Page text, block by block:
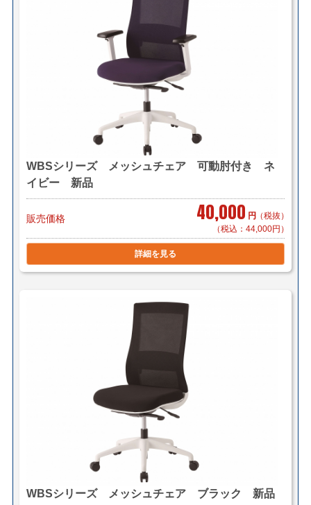
（軒先渡し）
サイズ：200cmまで(梱包サイズ)＊要お客様組立
*西濃運輸で出荷する場合もございます。
＜送料例＞（税別）
■横浜市内 1～3脚で￥1,000～（自社便・軒先渡し又は
EV有り）
10脚で￥2,000～（自社便・軒先渡し）
＊区により異なります。
＊組立対応可 組立費 500円/1脚（税別）
■東京23区 1脚 ￥2,945（佐川急便/個人宅対応可）
1脚 ￥2,000（メーカー直送/法人様限定）
＊階段作業・経路養生は別途見積もり致します。
＊複数（他商品含む）ご購入の場合は同梱等、最良の方
法で送料を算出させて頂きます。
＊店頭引き渡し可能です。（要取り寄せ・来店予約）
WBSシリーズ メッシュチェア 可動肘付き ネ
イビー 新品
販売価格 40,000 円 （税抜）
（税込：44,000円）
詳細を見る
WBSシリーズ メッシュチェア ブラック 新品